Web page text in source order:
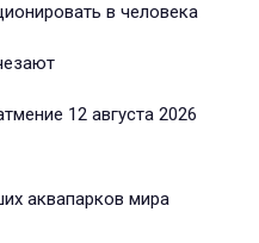
в человека
12 августа 2026
аквапарков мира